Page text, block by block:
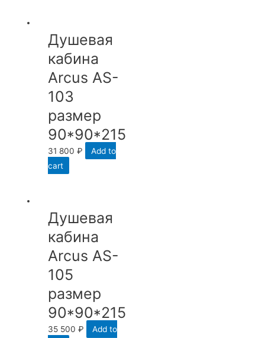
Душевая
кабина
Arcus AS-
103
размер
90*90*215
31 800₽
Add to
cart
Душевая
кабина
Arcus AS-
105
размер
90*90*215
35 500₽
Add to